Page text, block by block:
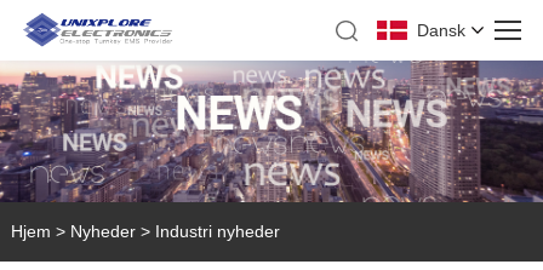
Dansk
Hjem > Nyheder> Industri nyheder